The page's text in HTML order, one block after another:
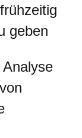
geben